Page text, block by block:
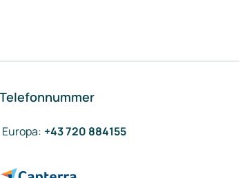
Telefonnummer
Europa: +43 720 884155